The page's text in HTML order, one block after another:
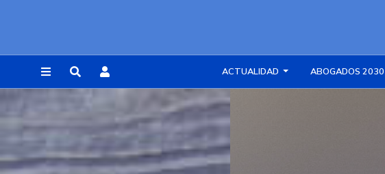
ACTUALIDAD ABOGADOS 2030
REGISTRARSE